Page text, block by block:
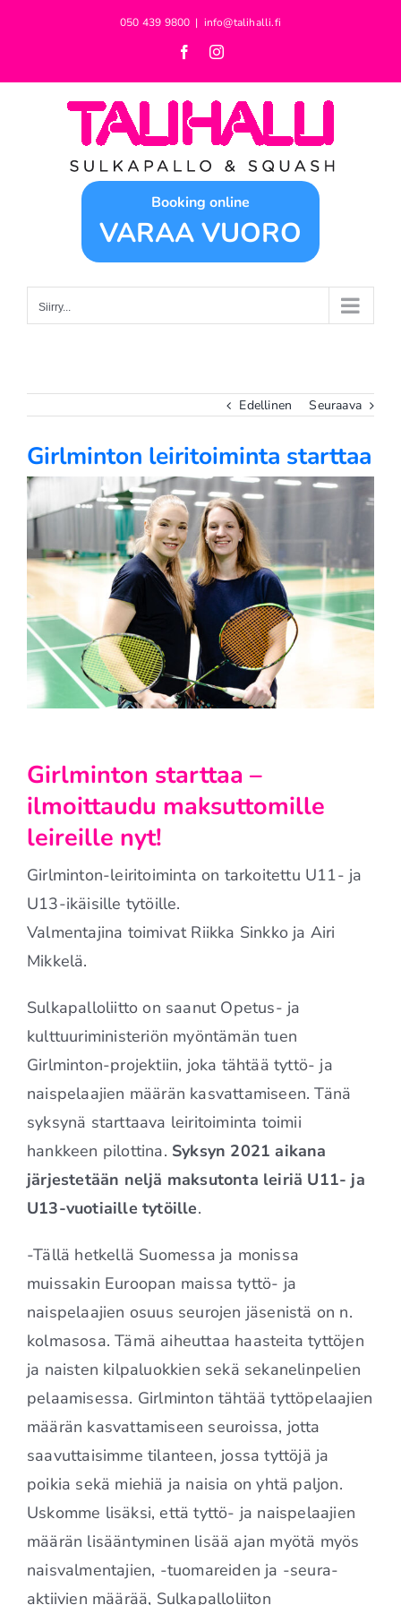
050 439 9800 | info@talihalli.fi
FacebookInstagram
Booking online
VARAA VUORO
Siirry...
Edellinen Seuraava
Girlminton leiritoiminta starttaa
Katso
kuvaa
isompana
Girlminton starttaa –
ilmoittaudu maksuttomille
leireille nyt!
Girlminton-leiritoiminta on tarkoitettu U11- ja
U13-ikäisille tytöille.
Valmentajina toimivat Riikka Sinkko ja Airi
Mikkelä.
Sulkapalloliitto on saanut Opetus- ja
kulttuuriministeriön myöntämän tuen
Girlminton-projektiin, joka tähtää tyttö- ja
naispelaajien määrän kasvattamiseen. Tänä
syksynä starttaava leiritoiminta toimii
hankkeen pilottina. Syksyn 2021 aikana
järjestetään neljä maksutonta leiriä U11- ja
U13-vuotiaille tytöille.
-Tällä hetkellä Suomessa ja monissa
muissakin Euroopan maissa tyttö- ja
naispelaajien osuus seurojen jäsenistä on n.
kolmasosa. Tämä aiheuttaa haasteita tyttöjen
ja naisten kilpaluokkien sekä sekanelinpelien
pelaamisessa. Girlminton tähtää tyttöpelaajien
määrän kasvattamiseen seuroissa, jotta
saavuttaisimme tilanteen, jossa tyttöjä ja
poikia sekä miehiä ja naisia on yhtä paljon.
Uskomme lisäksi, että tyttö- ja naispelaajien
määrän lisääntyminen lisää ajan myötä myös
naisvalmentajien, -tuomareiden ja -seura-
aktiivien määrää, Sulkapalloliiton